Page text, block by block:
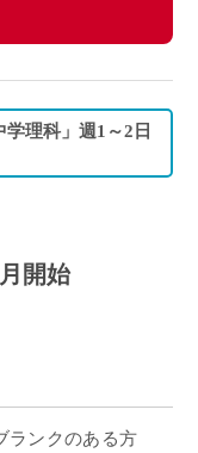
理科」週1～2日
開始
ランクのある方